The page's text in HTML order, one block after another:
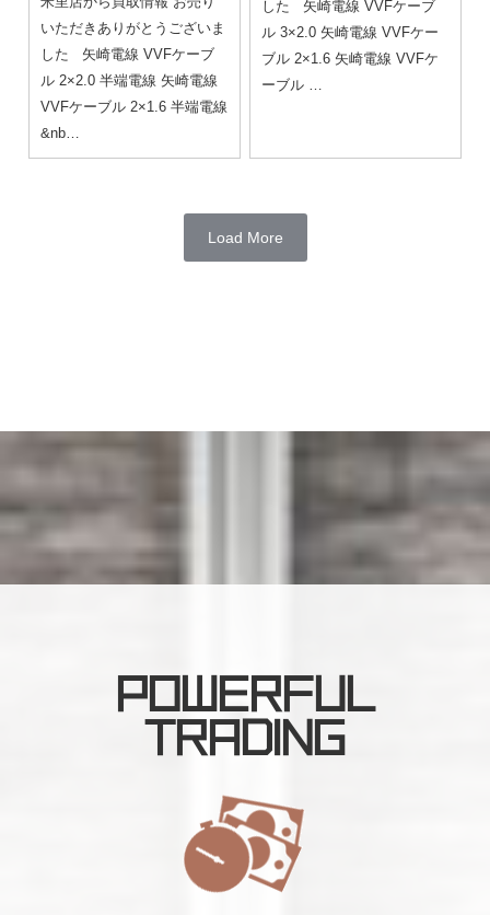
いただきありがとうございま
した 矢崎電線 VVFケーブ
ル 2×2.0 半端電線 矢崎電線
VVFケーブル 2×1.6 半端電線
&nb…
した 矢崎電線 VVFケーブ
ル 3×2.0 矢崎電線 VVFケー
ブル 2×1.6 矢崎電線 VVFケ
ーブル …
Load More
POWERFUL
TRADING